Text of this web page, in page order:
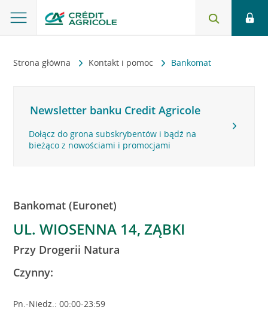
Strona główna Kontakt i pomoc Bankomat
Newsletter banku Credit Agricole
Dołącz do grona subskrybentów i bądź na
bieżąco z nowościami i promocjami
Bankomat (Euronet)
UL. WIOSENNA 14, ZĄBKI
Przy Drogerii Natura
Czynny:
Pn.-Niedz.: 00:00-23:59